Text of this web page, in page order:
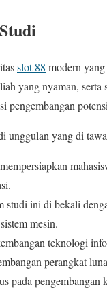
slot 88 modern
yang nyaman,
pengembangan
unggulan yang di
studi ini di bekali
mesin.
teknologi
perangkat
pada pengembangan